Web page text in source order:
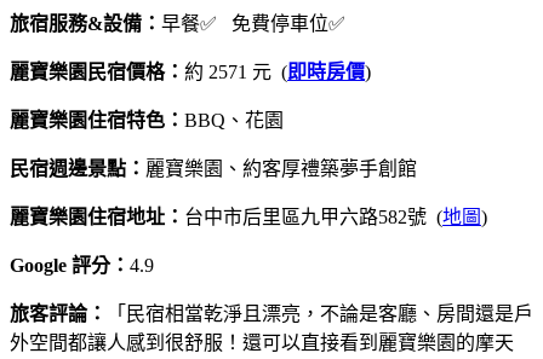
旅宿服務&設備： 早餐✅ 免費停車位✅
麗寶樂園民宿價格： 約 2571 元 (即時房價)
麗寶樂園住宿特色： BBQ、花園
民宿週邊景點： 麗寶樂園、約客厚禮築夢手創館
麗寶樂園住宿地址： 台中市后里區九甲六路582號 (地圖)
Google 評分： 4.9
旅客評論：
「民宿相當乾淨且漂亮，不論是客廳、房間還是戶
外空間都讓人感到很舒服！還可以直接看到麗寶樂園的摩天